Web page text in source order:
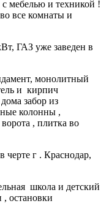
с мебелью и техникой !
все комнаты и
ГАЗ уже заведен в
монолитный
и кирпич
забор из
колонны ,
, плитка во
г . Краснодар,
школа и детский
, остановки